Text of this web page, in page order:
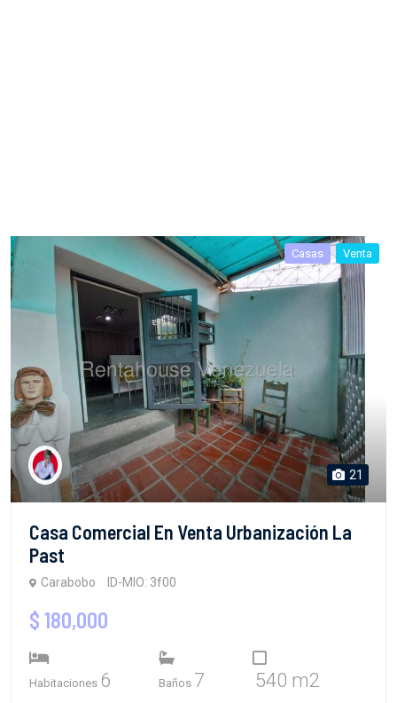
Casas Venta
21
Casa Comercial En Venta Urbanización La
Past
Carabobo ID-MIO: 3f00
$ 180,000
Habitaciones 6 Baños 7 540 m2